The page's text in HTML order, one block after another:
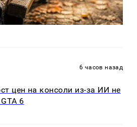
6 часов назад
цен на консоли из-за ИИ не
6